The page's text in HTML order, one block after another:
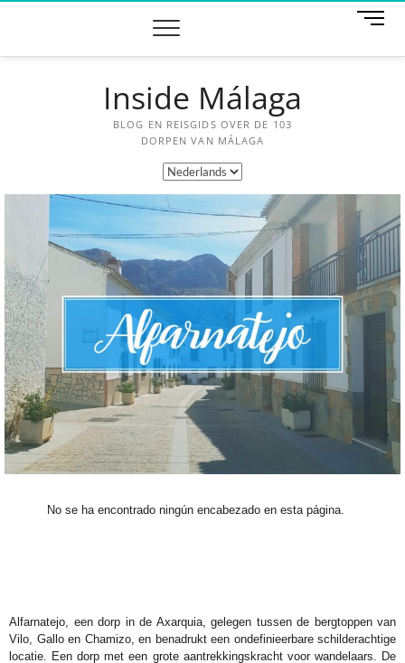
M
Inside Málaga
BLOG EN REISGIDS OVER DE 103
DORPEN VAN MÁLAGA
No se ha encontrado ningún encabezado en esta página.
Alfarnatejo, een dorp in de Axarquia, gelegen tussen de bergtoppen van
Vilo, Gallo en Chamizo, en benadrukt een ondefinieerbare schilderachtige
locatie. Een dorp met een grote aantrekkingskracht voor wandelaars. De